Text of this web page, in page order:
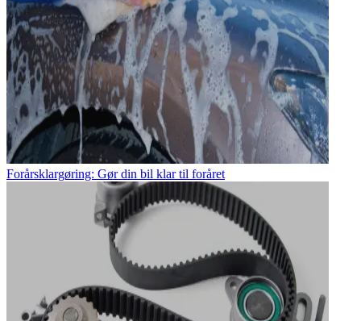
Forårsklargøring: Gør din bil klar til foråret